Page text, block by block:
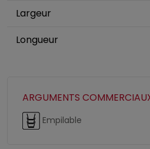
Largeur
Longueur
ARGUMENTS
Empilable